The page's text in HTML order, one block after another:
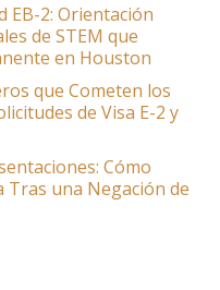
EB-2: Orientación
de STEM que
en Houston
que Cometen los
de Visa E-2 y
Cómo
Tras una Negación de